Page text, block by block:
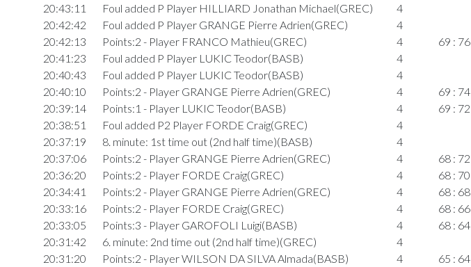
20:43:11
Foul added P Player HILLIARD Jonathan Michael(GREC)
4
20:42:42
Foul added P Player GRANGE Pierre Adrien(GREC)
4
20:42:13
Points:2 - Player FRANCO Mathieu(GREC) 4 69 : 76
20:41:23
Foul added P Player LUKIC Teodor(BASB)
4
20:40:43
Foul added P Player LUKIC Teodor(BASB)
4
20:40:10
Points:2 - Player GRANGE Pierre Adrien(GREC) 4 69 : 74
20:39:14
Points:1 - Player LUKIC Teodor(BASB) 4 69 : 72
20:38:51
Foul added P2 Player FORDE Craig(GREC)
4
20:37:19
8. minute: 1st time out (2nd half time)(BASB)
4
20:37:06
Points:2 - Player GRANGE Pierre Adrien(GREC) 4 68 : 72
20:36:20
Points:2 - Player FORDE Craig(GREC) 4 68 : 70
20:34:41
Points:2 - Player GRANGE Pierre Adrien(GREC) 4 68 : 68
20:33:16
Points:2 - Player FORDE Craig(GREC) 4 68 : 66
20:33:05
Points:3 - Player GAROFOLI Luigi(BASB) 4 68 : 64
20:31:42
6. minute: 2nd time out (2nd half time)(GREC)
4
20:31:20
Points:2 - Player WILSON DA SILVA Almada(BASB) 4 65 : 64